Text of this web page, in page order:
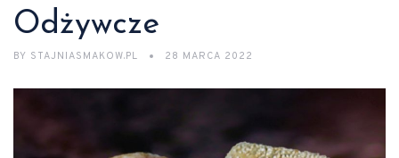
Odżywcze
BY STAJNIASMAKOW.PL 28 MARCA 2022